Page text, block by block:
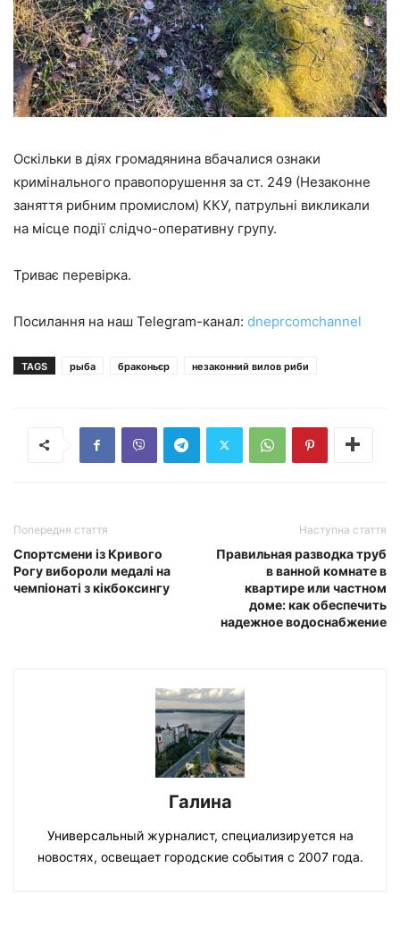
Оскільки в діях громадянина вбачалися ознаки
кримінального правопорушення за ст. 249 (Незаконне
заняття рибним промислом) ККУ, патрульні викликали
на місце події слідчо-оперативну групу.
Триває перевірка.
Посилання на наш Telegram-канал: dneprcomchannel
TAGS рыба браконьєр незаконний вилов риби
Попередня стаття
Спортсмени із Кривого
Рогу вибороли медалі на
чемпіонаті з кікбоксингу
Наступна стаття
Правильная разводка труб
в ванной комнате в
квартире или частном
доме: как обеспечить
надежное водоснабжение
Галина
Универсальный журналист, специализируется на
новостях, освещает городские события с 2007 года.